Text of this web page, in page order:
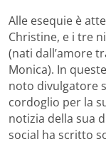
Alle esequie è
Christine, e i tre
(nati dall’amore
Monica). In
noto divulgatore
cordoglio per la
notizia della sua
social ha scritto